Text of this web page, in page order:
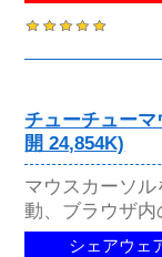
チューチュー
開 24,854K)
マウスカーソ
動、ブラウザ
シェアウェ